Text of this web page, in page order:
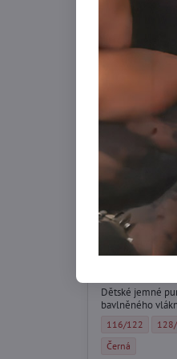
Dětské
Dětské jemné
bavlněného
Dětské bavlněné
116/122
Dětské bavlněné
Černá